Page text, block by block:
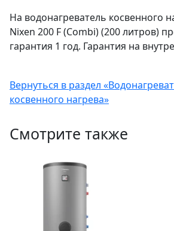
На водонагреватель косвенного
Nixen 200 F (Combi) (200 литров)
гарантия 1 год. Гарантия на
Вернуться в раздел
косвенного нагрева»
Смотрите также